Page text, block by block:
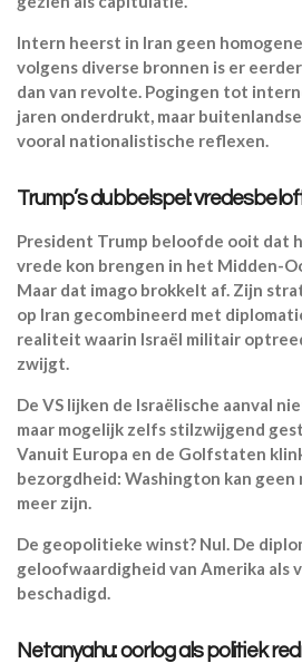
Intern heerst in Iran geen
volgens diverse bronnen is er eerder
dan van revolte. Pogingen tot
jaren onderdrukt, maar
vooral nationalistische reflexen.
Trump’s dubbelspel:
President Trump beloofde ooit dat
vrede kon brengen in het Midden-
Maar dat imago brokkelt af. Zijn
op Iran gecombineerd met
realiteit waarin Israël militair
zwijgt.
De VS lijken de Israëlische aanval
maar mogelijk zelfs stilzwijgend
Vanuit Europa en de Golfstaten
bezorgdheid: Washington kan
meer zijn.
De geopolitieke winst? Nul. De
geloofwaardigheid van Amerika
beschadigd.
Netanyahu: oorlog als politiek